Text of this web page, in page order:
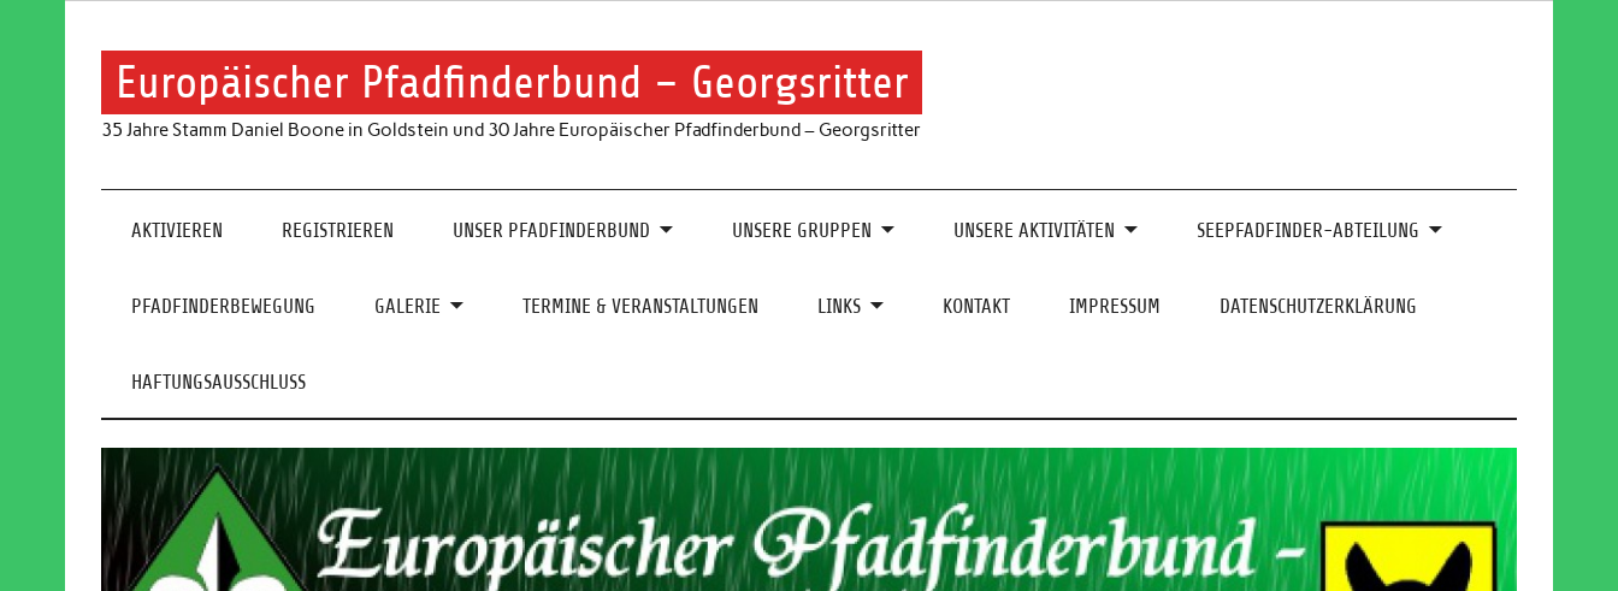
Europäischer Pfadfinderbund – Georgsritter
35 Jahre Stamm Daniel Boone in Goldstein und 30 Jahre Europäischer Pfadfinderbund – Georgsritter
AKTIVIEREN REGISTRIEREN UNSER PFADFINDERBUND UNSERE GRUPPEN UNSERE AKTIVITÄTEN SEEPFADFINDER-ABTEILUNG
PFADFINDERBEWEGUNG GALERIE TERMINE & VERANSTALTUNGEN LINKS KONTAKT IMPRESSUM DATENSCHUTZERKLÄRUNG
HAFTUNGSAUSSCHLUSS